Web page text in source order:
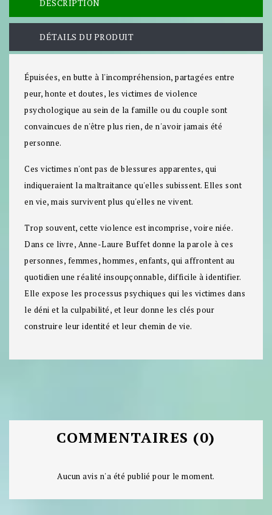
DESCRIPTION
DÉTAILS DU PRODUIT
Épuisées, en butte à l'incompréhension, partagées entre
peur, honte et doutes, les victimes de violence
psychologique au sein de la famille ou du couple sont
convaincues de n'être plus rien, de n'avoir jamais été
personne.
Ces victimes n'ont pas de blessures apparentes, qui
indiqueraient la maltraitance qu'elles subissent. Elles sont
en vie, mais survivent plus qu'elles ne vivent.
Trop souvent, cette violence est incomprise, voire niée.
Dans ce livre, Anne-Laure Buffet donne la parole à ces
personnes, femmes, hommes, enfants, qui affrontent au
quotidien une réalité insoupçonnable, difficile à identifier.
Elle expose les processus psychiques qui les victimes dans
le déni et la culpabilité, et leur donne les clés pour
construire leur identité et leur chemin de vie.
COMMENTAIRES (0)
Aucun avis n'a été publié pour le moment.